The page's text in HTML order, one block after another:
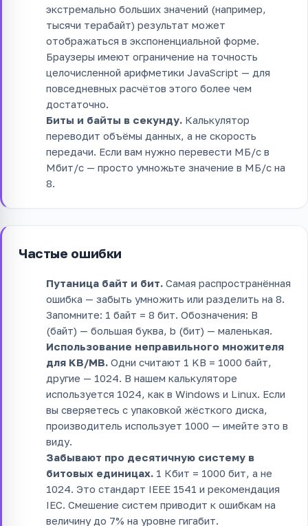
экстремально больших значений (например,
тысячи терабайт) результат может
отображаться в экспоненциальной форме.
Браузеры имеют ограничение на точность
целочисленной арифметики JavaScript — для
повседневных расчётов этого более чем
достаточно.
Биты и байты в секунду. Калькулятор
переводит объёмы данных, а не скорость
передачи. Если вам нужно перевести МБ/с в
Мбит/с — просто умножьте значение в МБ/с на
8.
Частые ошибки
Путаница байт и бит. Самая распространённая
ошибка — забыть умножить или разделить на 8.
Запомните: 1 байт = 8 бит. Обозначения: B
(байт) — большая буква, b (бит) — маленькая.
Использование неправильного множителя
для KB/MB. Одни считают 1 KB = 1000 байт,
другие — 1024. В нашем калькуляторе
используется 1024, как в Windows и Linux. Если
вы сверяетесь с упаковкой жёсткого диска,
производитель использует 1000 — имейте это в
виду.
Забывают про десятичную систему в
битовых единицах. 1 Кбит = 1000 бит, а не
1024. Это стандарт IEEE 1541 и рекомендация
IEC. Смешение систем приводит к ошибкам на
величину до 7% на уровне гигабит.